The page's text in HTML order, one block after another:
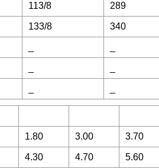
113/8 289
133/8 340
1.80 3.00 3.70
4.30 4.70 5.60